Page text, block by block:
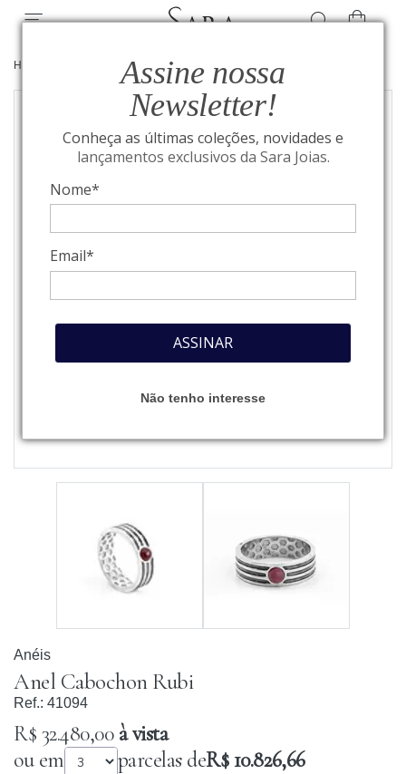
Assine nossa
Newsletter!
Conheça as últimas coleções, novidades e
lançamentos exclusivos da Sara Joias.
Nome*
Email*
ASSINAR
Não tenho interesse
HOME ANÉIS
Anéis
Anel Cabochon Rubi
Ref.: 41094
R$ 32.480,00à vista
ou em
parcelas deR$ 10.826,66